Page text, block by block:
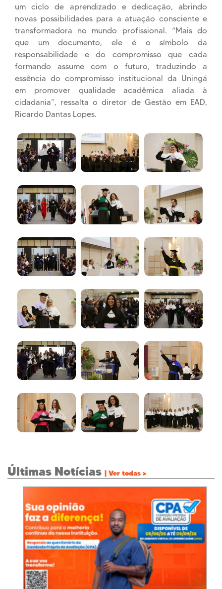
um ciclo de aprendizado e dedicação, abrindo
novas possibilidades para a atuação consciente e
transformadora no mundo profissional. “Mais do
que um documento, ele é o símbolo da
responsabilidade e do compromisso que cada
formando assume com o futuro, traduzindo a
essência do compromisso institucional da Uningá
em promover qualidade acadêmica aliada à
cidadania”, ressalta o diretor de Gestão em EAD,
Ricardo Dantas Lopes.
Últimas Notícias | Ver todas >